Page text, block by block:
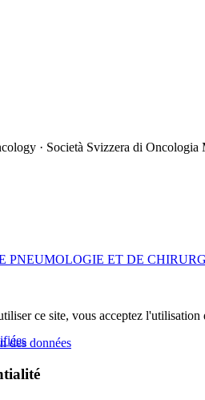
· Società Svizzera di Oncologia
PNEUMOLOGIE ET DE
ce site, vous acceptez l'utilisation
des données